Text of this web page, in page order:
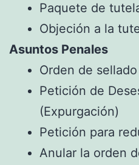
Paquete de
Objeción a la
Asuntos Penales
Orden de sellado
Petición de
(Expurgación)
Petición para
Anular la orden